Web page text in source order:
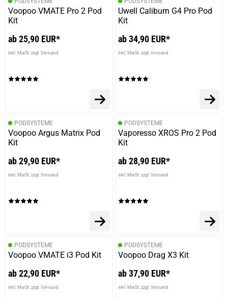
Voopoo VMATE Pro 2 Pod
Kit
ab 25,90 EUR*
inkl. MwSt. zzgl. Versand
Uwell Caliburn G4 Pro Pod
Kit
ab 34,90 EUR*
inkl. MwSt. zzgl. Versand
PODSYSTEME
Voopoo Argus Matrix Pod
Kit
ab 29,90 EUR*
inkl. MwSt. zzgl. Versand
PODSYSTEME
Vaporesso XROS Pro 2 Pod
Kit
ab 28,90 EUR*
inkl. MwSt. zzgl. Versand
PODSYSTEME
Voopoo VMATE i3 Pod Kit
ab 22,90 EUR*
inkl. MwSt. zzgl. Versand
PODSYSTEME
Voopoo Drag X3 Kit
ab 37,90 EUR*
inkl. MwSt. zzgl. Versand